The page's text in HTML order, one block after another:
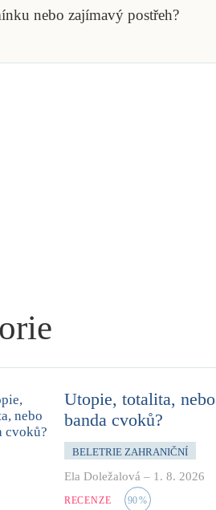
nebo zajímavý postřeh?
Utopie, totalita, nebo
banda cvoků?
BELETRIE ZAHRANIČNÍ
Ela Doležalová – 1. 8. 2026
RECENZE 90%